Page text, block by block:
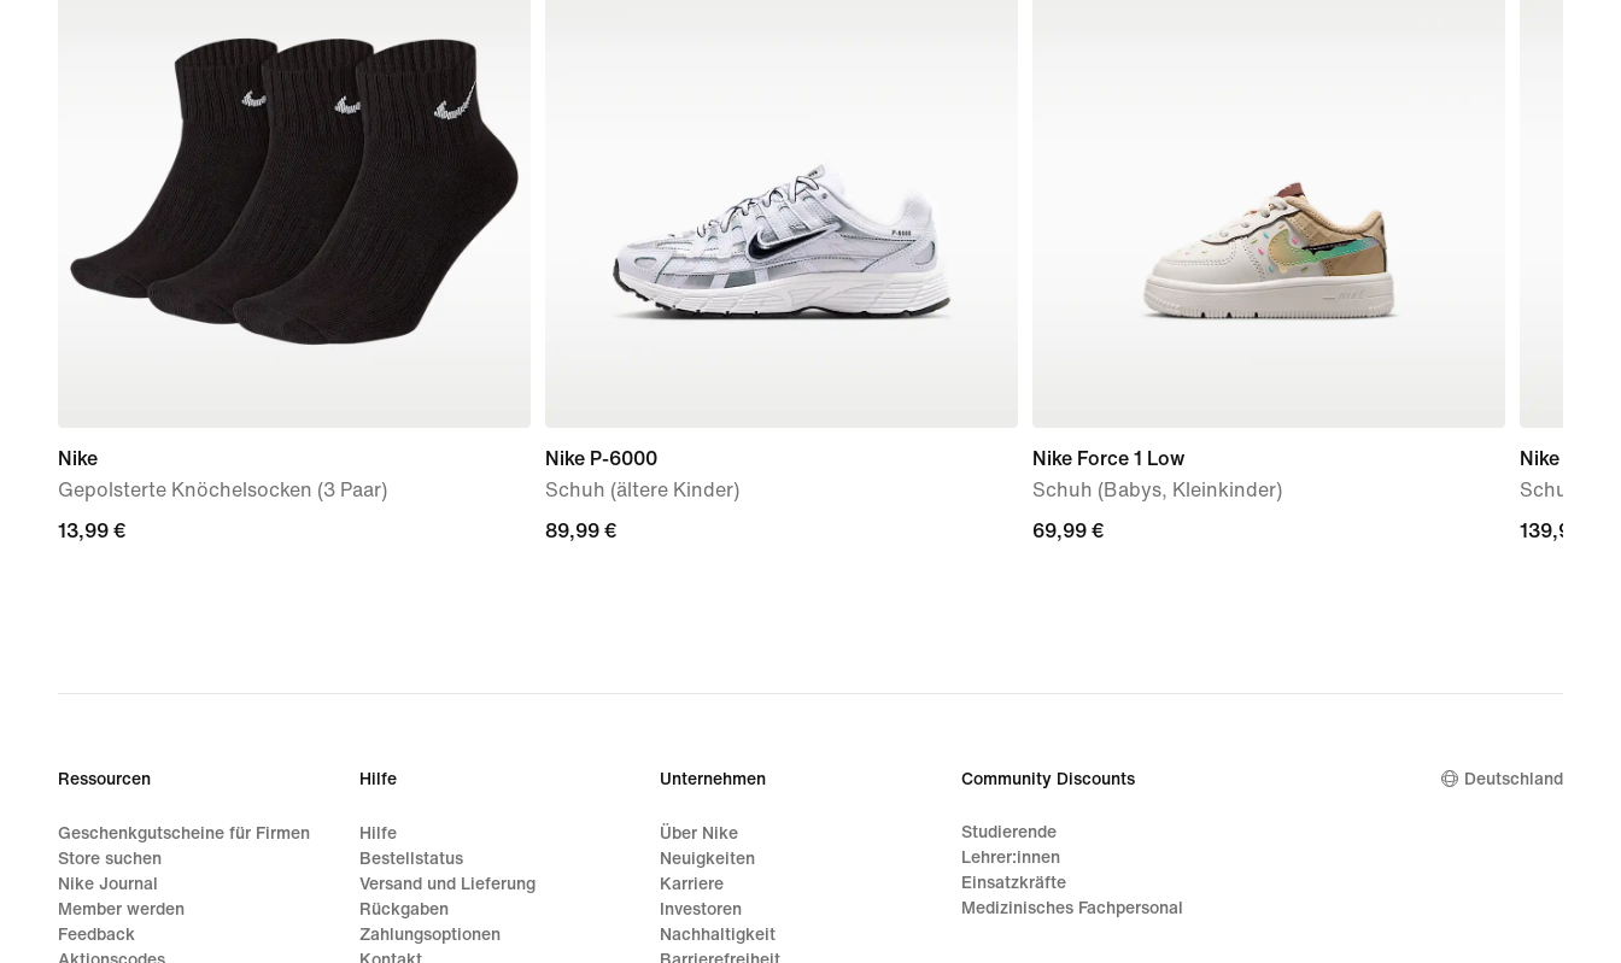
Nike
Gepolsterte Knöchelsocken (3 Paar)
13,99 €
13,99 €
Nike P-6000
Schuh (ältere Kinder)
89,99 €
89,99 €
Nike Force 1 Low
Schuh (Babys, Kleinkinder)
69,99 €
69,99 €
Nike Shox
Schuh
139,99 €
139,99 €
Ressourcen
Geschenkgutscheine für Firmen
Store suchen
Nike Journal
Member werden
Feedback
Hilfe
Hilfe
Bestellstatus
Versand und Lieferung
Rückgaben
Zahlungsoptionen
Unternehmen
Über Nike
Neuigkeiten
Karriere
Investoren
Nachhaltigkeit
Community Discounts
Studierende
Lehrer:innen
Einsatzkräfte
Medizinisches Fachpersonal
Deutschland